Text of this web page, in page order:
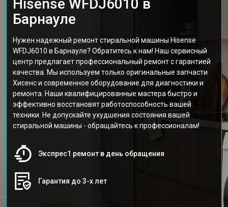
Hisense WFDJ6010 в
Барнауле
Нужен надежный ремонт стиральной машины Hisense
WFDJ6010 в Барнауле? Обратитесь к нам! Наш сервисный
центр предлагает профессиональный ремонт с гарантией
качества. Мы используем только оригинальные запчасти
Хисенс и современное оборудование для диагностики и
ремонта. Наши квалифицированные мастера быстро и
эффективно восстановят работоспособность вашей
техники. Не допускайте ухудшения состояния вашей
стиральной машины - обращайтесь к профессионалам!
Экспрес1 ремонт в день обращения
Гарантия до 3-х лет